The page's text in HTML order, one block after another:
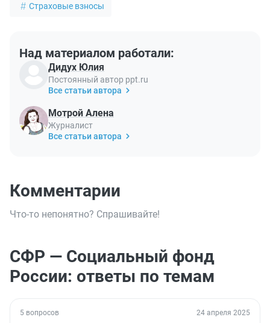
Страховые взносы
Над материалом работали:
Дидух Юлия
Постоянный автор ppt.ru
Все статьи автора
Мотрой Алена
Журналист
Все статьи автора
Комментарии
Что-то непонятно? Спрашивайте!
СФР — Социальный фонд
России: ответы по темам
5 вопросов 24 апреля 2025